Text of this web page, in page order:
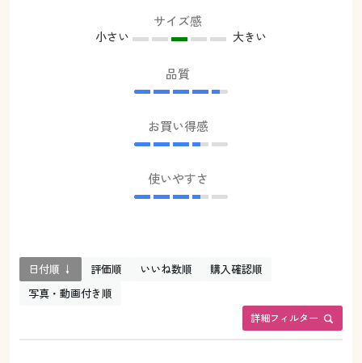
よくある質問とお問い合わせ
サイズ感
小さい 大きい
品質
お買い得感
使いやすさ
詳細フィルター
日付順 ↓ 評価順 いいね数順
購入確認順
写真・動画付き順